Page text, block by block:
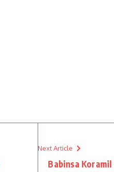
Next Article
Babinsa